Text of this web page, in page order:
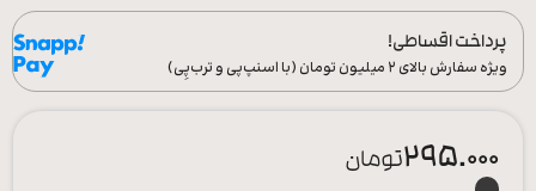
پرداخت اقساطی!
ویژه سفارش‌ بالای ۲ میلیون تومان (با اسنپ‌پی و ترب‌پِی)
295.000تومان